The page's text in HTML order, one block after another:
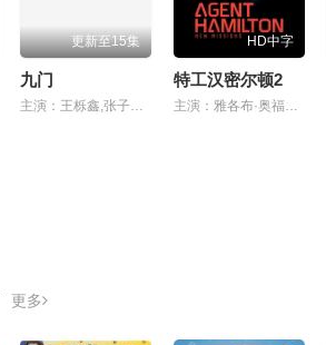
更新至15集
九门
主演：王栎鑫,张子璇,谭建昌
HD中字
特工汉密尔顿2
主演：雅各布·奥福特布罗
更多